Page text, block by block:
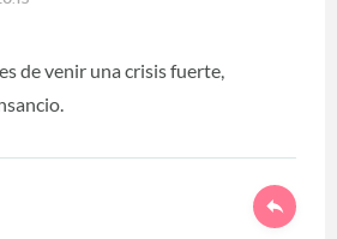
de venir una crisis fuerte,